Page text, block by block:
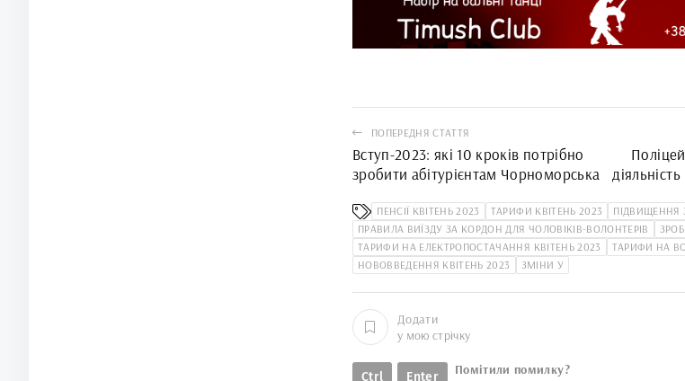
ПОПЕРЕДНЯ СТАТТЯ
Вступ-2023: які 10 кроків потрібно
зробити абітурієнтам Чорноморська
ПЕНСІЇ КВІТЕНЬ 2023 ТАРИФИ КВІТЕНЬ 2023
ПІДВИЩЕННЯ
ПРАВИЛА ВИЇЗДУ ЗА КОРДОН ДЛЯ ЧОЛОВІКІВ-ВОЛОНТЕРІВ
ТАРИФИ НА ЕЛЕКТРОПОСТАЧАННЯ КВІТЕНЬ 2023
ТАРИФИ НА
НОВОВВЕДЕННЯ КВІТЕНЬ 2023
ЗМІНИ У
Додати
у мою стрічку
Ctrl Enter
Помітили помилку?